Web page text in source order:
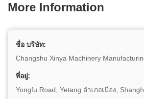
More Information
ชื่อ บริษัท:
Changshu Xinya Machinery
ที่อยู่:
Yongfu Road, Yetang อำเภอเมือง,